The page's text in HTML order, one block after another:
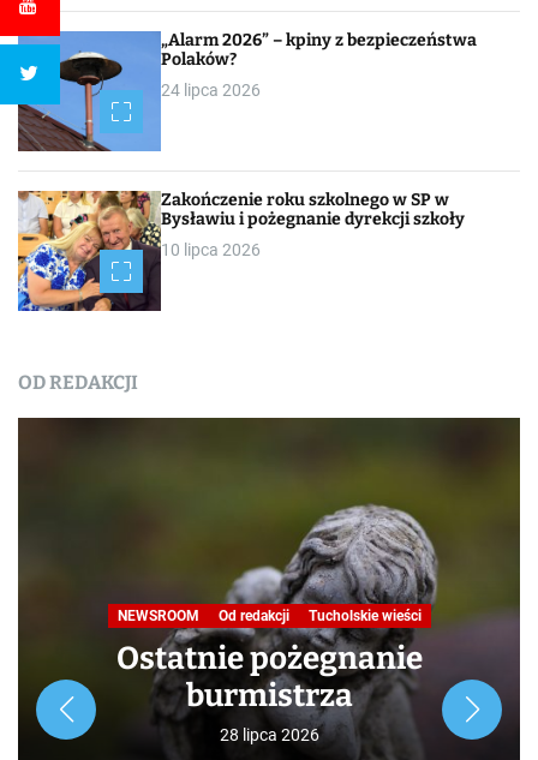
„Alarm 2026” – kpiny z bezpieczeństwa
Polaków?
24 lipca 2026
Zakończenie roku szkolnego w SP w
Bysławiu i pożegnanie dyrekcji szkoły
10 lipca 2026
OD REDAKCJI
NEWSROOM Od redakcji Tucholskie wieści
Ostatnie pożegnanie
burmistrza
28 lipca 2026